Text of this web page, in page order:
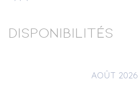
Disponibilités
AOÛT 2026